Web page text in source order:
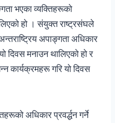
भएका व्यक्तिहरूको
हो । संयुक्त राष्ट्रसंघले
अपाङ्गता अधिकार
दिवस मनाउन थालिएको हो र
कार्यक्रमहरू गरि यो दिवस
अधिकार प्रवर्द्धन गर्ने